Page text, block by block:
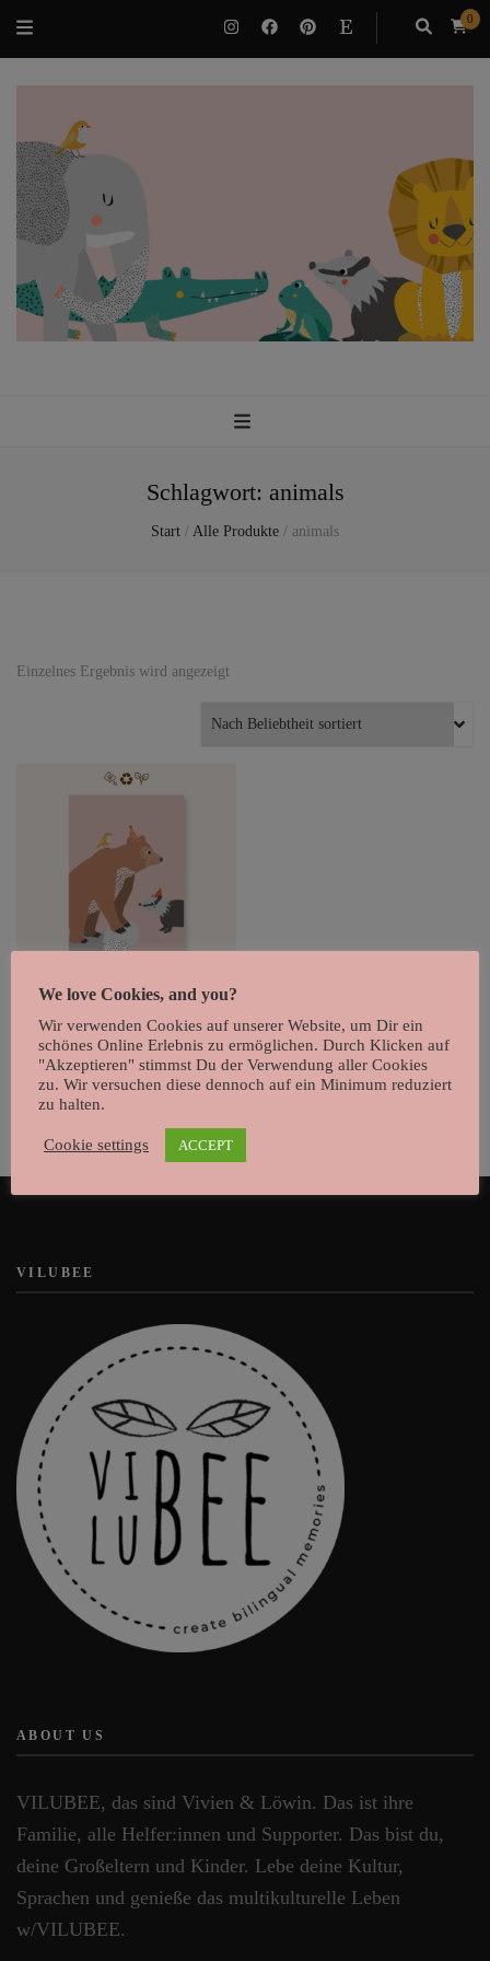
0
Schlagwort: animals
Start / Alle Produkte / animals
Einzelnes Ergebnis wird angezeigt
10,50 €
VILUBEE
ABOUT US
VILUBEE, das sind Vivien & Löwin. Das ist ihre
Familie, alle Helfer:innen und Supporter. Das bist du,
deine Großeltern und Kinder. Lebe deine Kultur,
Sprachen und genieße das multikulturelle Leben
w/VILUBEE.
We love Cookies, and you?
Wir verwenden Cookies auf unserer Website, um Dir ein
schönes Online Erlebnis zu ermöglichen. Durch Klicken auf
"Akzeptieren" stimmst Du der Verwendung aller Cookies
zu. Wir versuchen diese dennoch auf ein Minimum reduziert
zu halten.
Cookie settings ACCEPT